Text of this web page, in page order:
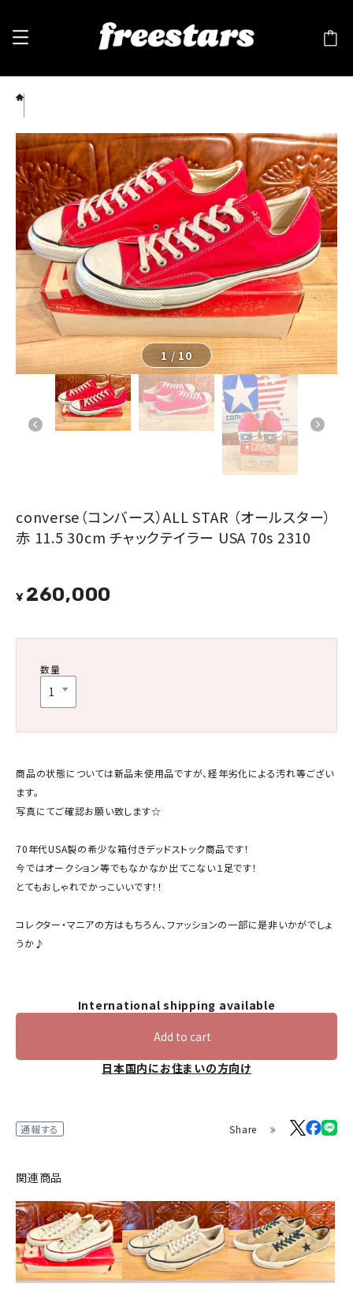
USA 70s 2310
1 /10
converse（コンバース）ALL STAR （オールスター）
赤 11.5 30cm チャックテイラー USA 70s 2310
¥ 260,000
数量
商品の状態については新品未使用品ですが、経年劣化による汚れ等ござい
ます。
写真にてご確認お願い致します☆
70年代USA製の希少な箱付きデッドストック商品です！
今ではオークション等でもなかなか出てこない１足です！
とてもおしゃれでかっこいいです！！
コレクター・マニアの方はもちろん、ファッションの一部に是非いかがでしょ
うか♪
International shipping available
Add to cart
日本国内にお住まいの方向け
通報する Share
関連商品